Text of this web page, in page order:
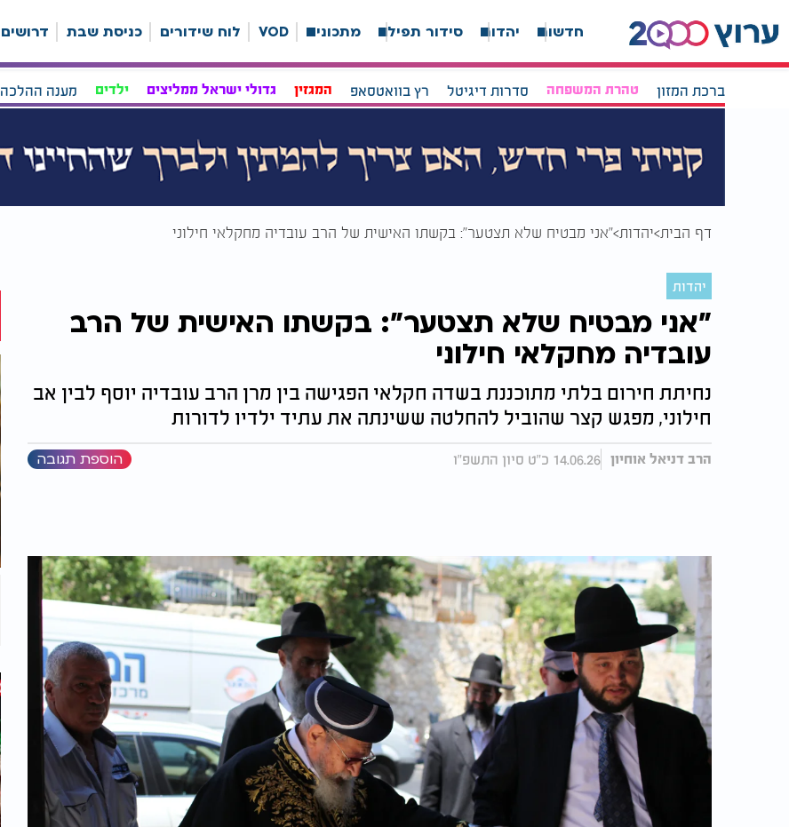
חדשות יהדות סידור תפילה מתכונים VOD לוח שידורים כניסת שבת דרושים
ברכת המזון טהרת המשפחה סדרות דיגיטל רץ בוואטסאפ המגזין גדולי ישראל ממליצים ילדים מענה ההלכה
דף הבית יהדות "אני מבטיח שלא תצטער": בקשתו האישית של הרב עובדיה מחקלאי חילוני
יהדות
"אני מבטיח שלא תצטער": בקשתו האישית של הרב
עובדיה מחקלאי חילוני
נחיתת חירום בלתי מתוכננת בשדה חקלאי הפגישה בין מרן הרב עובדיה יוסף לבין אב
חילוני, מפגש קצר שהוביל להחלטה ששינתה את עתיד ילדיו לדורות
הרב דניאל אוחיון 14.06.26 כ"ט סיון התשפ"ו הוספת תגובה